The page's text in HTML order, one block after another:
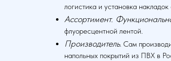
логистика и установка
Ассортимент.
флуоресцентной лентой.
Производитель. Сам
напольных покрытий из ПВХ в